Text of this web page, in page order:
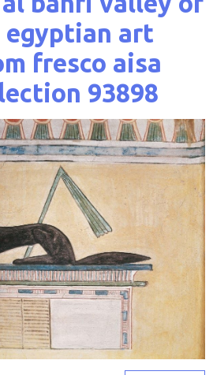
egyptian art
fresco aisa
93898